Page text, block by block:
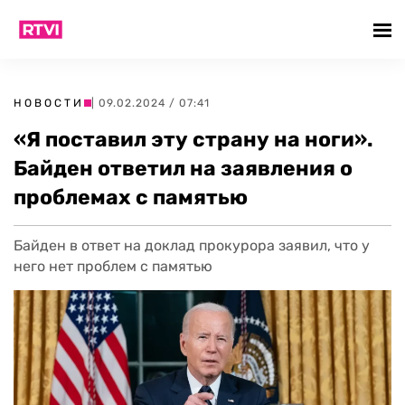
НОВОСТИ | 09.02.2024 / 07:41
«Я поставил эту страну на ноги».
Байден ответил на заявления о
проблемах с памятью
Байден в ответ на доклад прокурора заявил, что у
него нет проблем с памятью